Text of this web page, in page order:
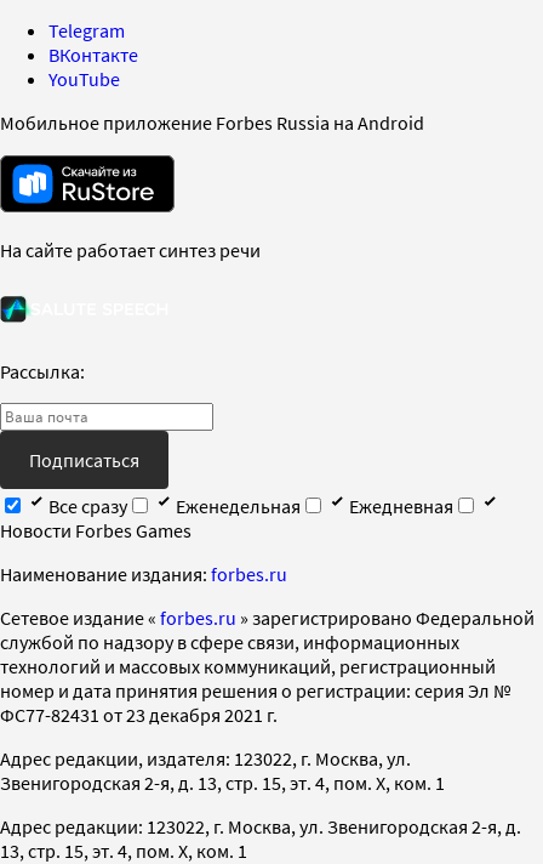
Telegram
ВКонтакте
YouTube
Мобильное приложение Forbes Russia на Android
На сайте работает синтез речи
Рассылка:
Подписаться
Все сразу
Еженедельная
Ежедневная
Новости Forbes Games
Наименование издания: forbes.ru
Cетевое издание « forbes.ru » зарегистрировано Федеральной
службой по надзору в сфере связи, информационных
технологий и массовых коммуникаций, регистрационный
номер и дата принятия решения о регистрации: серия Эл №
ФС77-82431 от 23 декабря 2021 г.
Адрес редакции, издателя: 123022, г. Москва, ул.
Звенигородская 2-я, д. 13, стр. 15, эт. 4, пом. X, ком. 1
Адрес редакции: 123022, г. Москва, ул. Звенигородская 2-я, д.
13, стр. 15, эт. 4, пом. X, ком. 1